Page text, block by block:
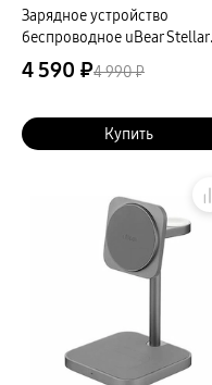
Зарядное устройство
беспроводное uBear Stellar
для Samsung, 15Вт, серый
4 590 ₽4 990 ₽
Купить